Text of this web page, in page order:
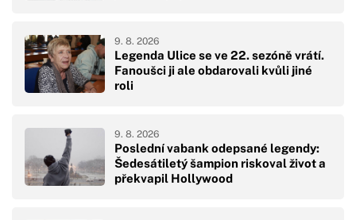
Legenda Ulice se ve 22. sezóně vrátí.
Fanoušci ji ale obdarovali kvůli jiné
roli
9. 8. 2026
Poslední vabank odepsané legendy:
Šedesátiletý šampion riskoval život a
překvapil Hollywood
9. 8. 2026